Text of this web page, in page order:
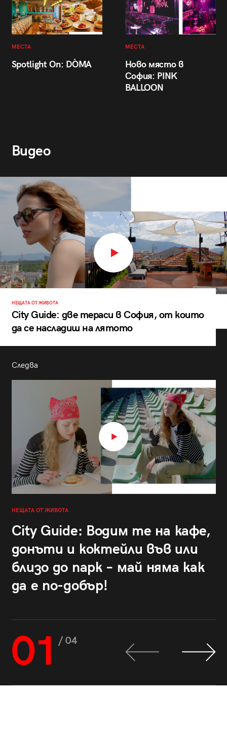
МЕСТА
Spotlight On: DÒMA
МЕСТА
Ново място в
София: PINK
BALLOON
Видео
НЕЩАТА ОТ ЖИВОТА
City Guide: две тераси в София, от които
да се насладиш на лятото
Следва
НЕЩАТА ОТ ЖИВОТА
City Guide: Водим те на кафе,
донъти и коктейли във или
близо до парк – май няма как
да е по-добър!
01 / 04